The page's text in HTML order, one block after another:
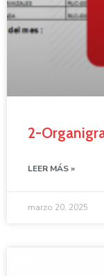
2-
LEER MÁS »
marzo 20, 2025